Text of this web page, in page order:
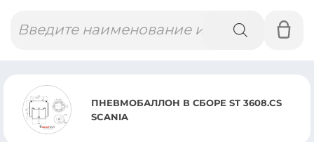
товаров
ПНЕВМОБАЛЛОН В СБОРЕ ST 3608.CS
SCANIA